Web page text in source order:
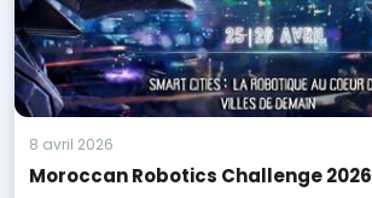
8 avril 2026
Moroccan Robotics Challenge 2026